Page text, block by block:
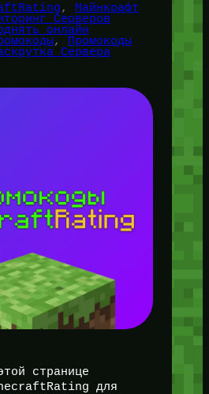
,
Майнкрафт
Серверов
онлайн
,
Промокоды
Сервера
странице
для